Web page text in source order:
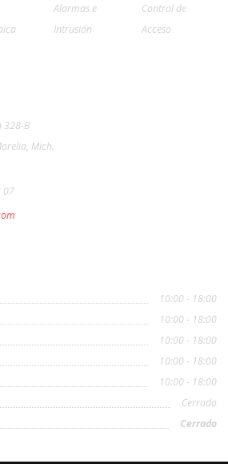
Alarmas e
Intrusión
Control de
Acceso
328-B
Mich.
07
10:00 - 18:00
10:00 - 18:00
10:00 - 18:00
10:00 - 18:00
10:00 - 18:00
Cerrado
Cerrado